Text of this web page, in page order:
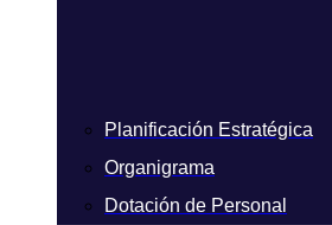
Planificación Estratégica
Organigrama
Dotación de Personal